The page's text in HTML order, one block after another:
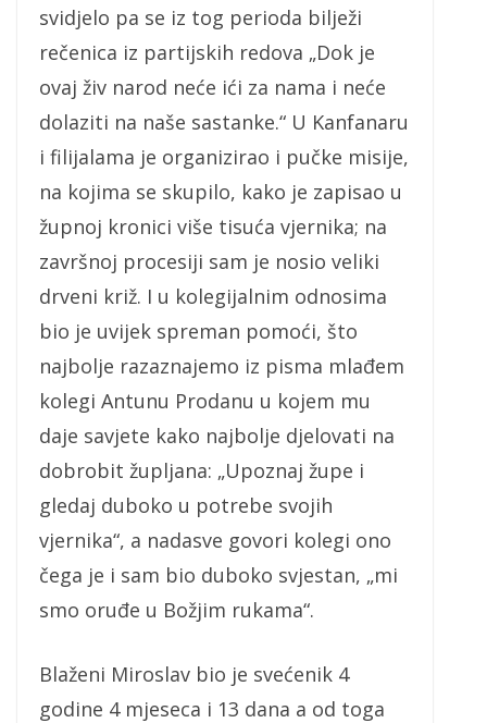
svidjelo pa se iz tog perioda bilježi
rečenica iz partijskih redova „Dok je
ovaj živ narod neće ići za nama i neće
dolaziti na naše sastanke.“ U Kanfanaru
i filijalama je organizirao i pučke misije,
na kojima se skupilo, kako je zapisao u
župnoj kronici više tisuća vjernika; na
završnoj procesiji sam je nosio veliki
drveni križ. I u kolegijalnim odnosima
bio je uvijek spreman pomoći, što
najbolje razaznajemo iz pisma mlađem
kolegi Antunu Prodanu u kojem mu
daje savjete kako najbolje djelovati na
dobrobit župljana: „Upoznaj župe i
gledaj duboko u potrebe svojih
vjernika“, a nadasve govori kolegi ono
čega je i sam bio duboko svjestan, „mi
smo oruđe u Božjim rukama“.
Blaženi Miroslav bio je svećenik 4
godine 4 mjeseca i 13 dana a od toga